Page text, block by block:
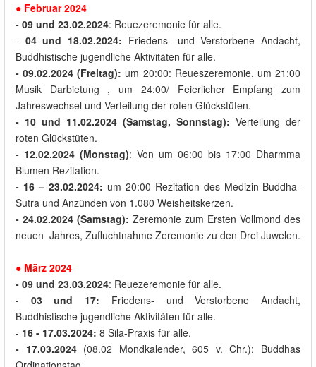
● Februar2024
- 09 und 23.02.2024: Reuezeremonie für alle.
- 04 und 18.02.2024: Friedens- und Verstorbene Andacht,
Buddhistische jugendliche Aktivitäten für alle.
- 09.02.2024 (Freitag): um 20:00: Reueszeremonie, um 21:00
Musik Darbietung , um 24:00/ Feierlicher Empfang zum
Jahreswechsel und Verteilung der roten Glückstüten.
- 10 und 11.02.2024 (Samstag, Sonnstag): Verteilung der
roten Glückstüten.
- 12.02.2024 (Monstag): Von um 06:00 bis 17:00 Dharmma
Blumen Rezitation.
- 16 – 23.02.2024: um 20:00 Rezitation des Medizin-Buddha-
Sutra und Anzünden von 1.080 Weisheitskerzen.
- 24.02.2024 (Samstag): Zeremonie zum Ersten Vollmond des
neuen Jahres, Zufluchtnahme Zeremonie zu den Drei Juwelen.
● März 2024
- 09 und 23.03.2024: Reuezeremonie für alle.
- 03 und 17: Friedens- und Verstorbene Andacht,
Buddhistische jugendliche Aktivitäten für alle.
- 16 - 17.03.2024: 8 Sila-Praxis für alle.
- 17.03.2024(08.02 Mondkalender, 605 v. Chr.): Buddhas